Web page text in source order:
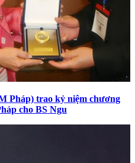
Pháp) trao kỷ niệm chương
cho BS Ngu